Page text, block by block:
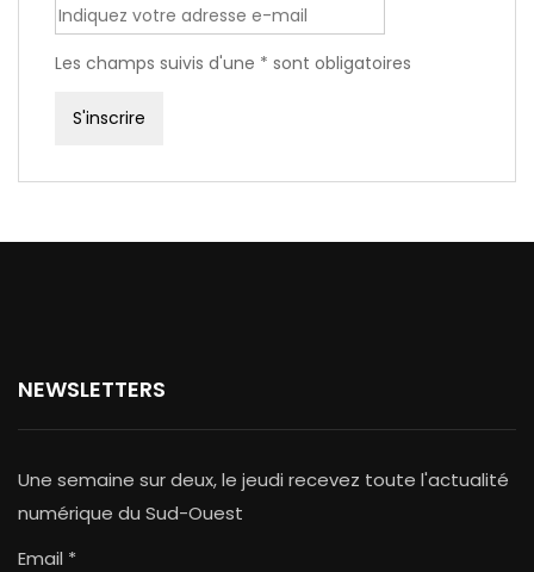
Les champs suivis d'une * sont obligatoires
NEWSLETTERS
Une semaine sur deux, le jeudi recevez toute l'actualité
numérique du Sud-Ouest
Email *